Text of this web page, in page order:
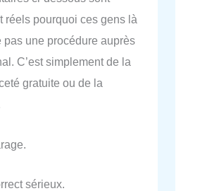
réels pourquoi ces gens là
pas une procédure auprès
C’est simplement de la
gratuite ou de la
sérieux.